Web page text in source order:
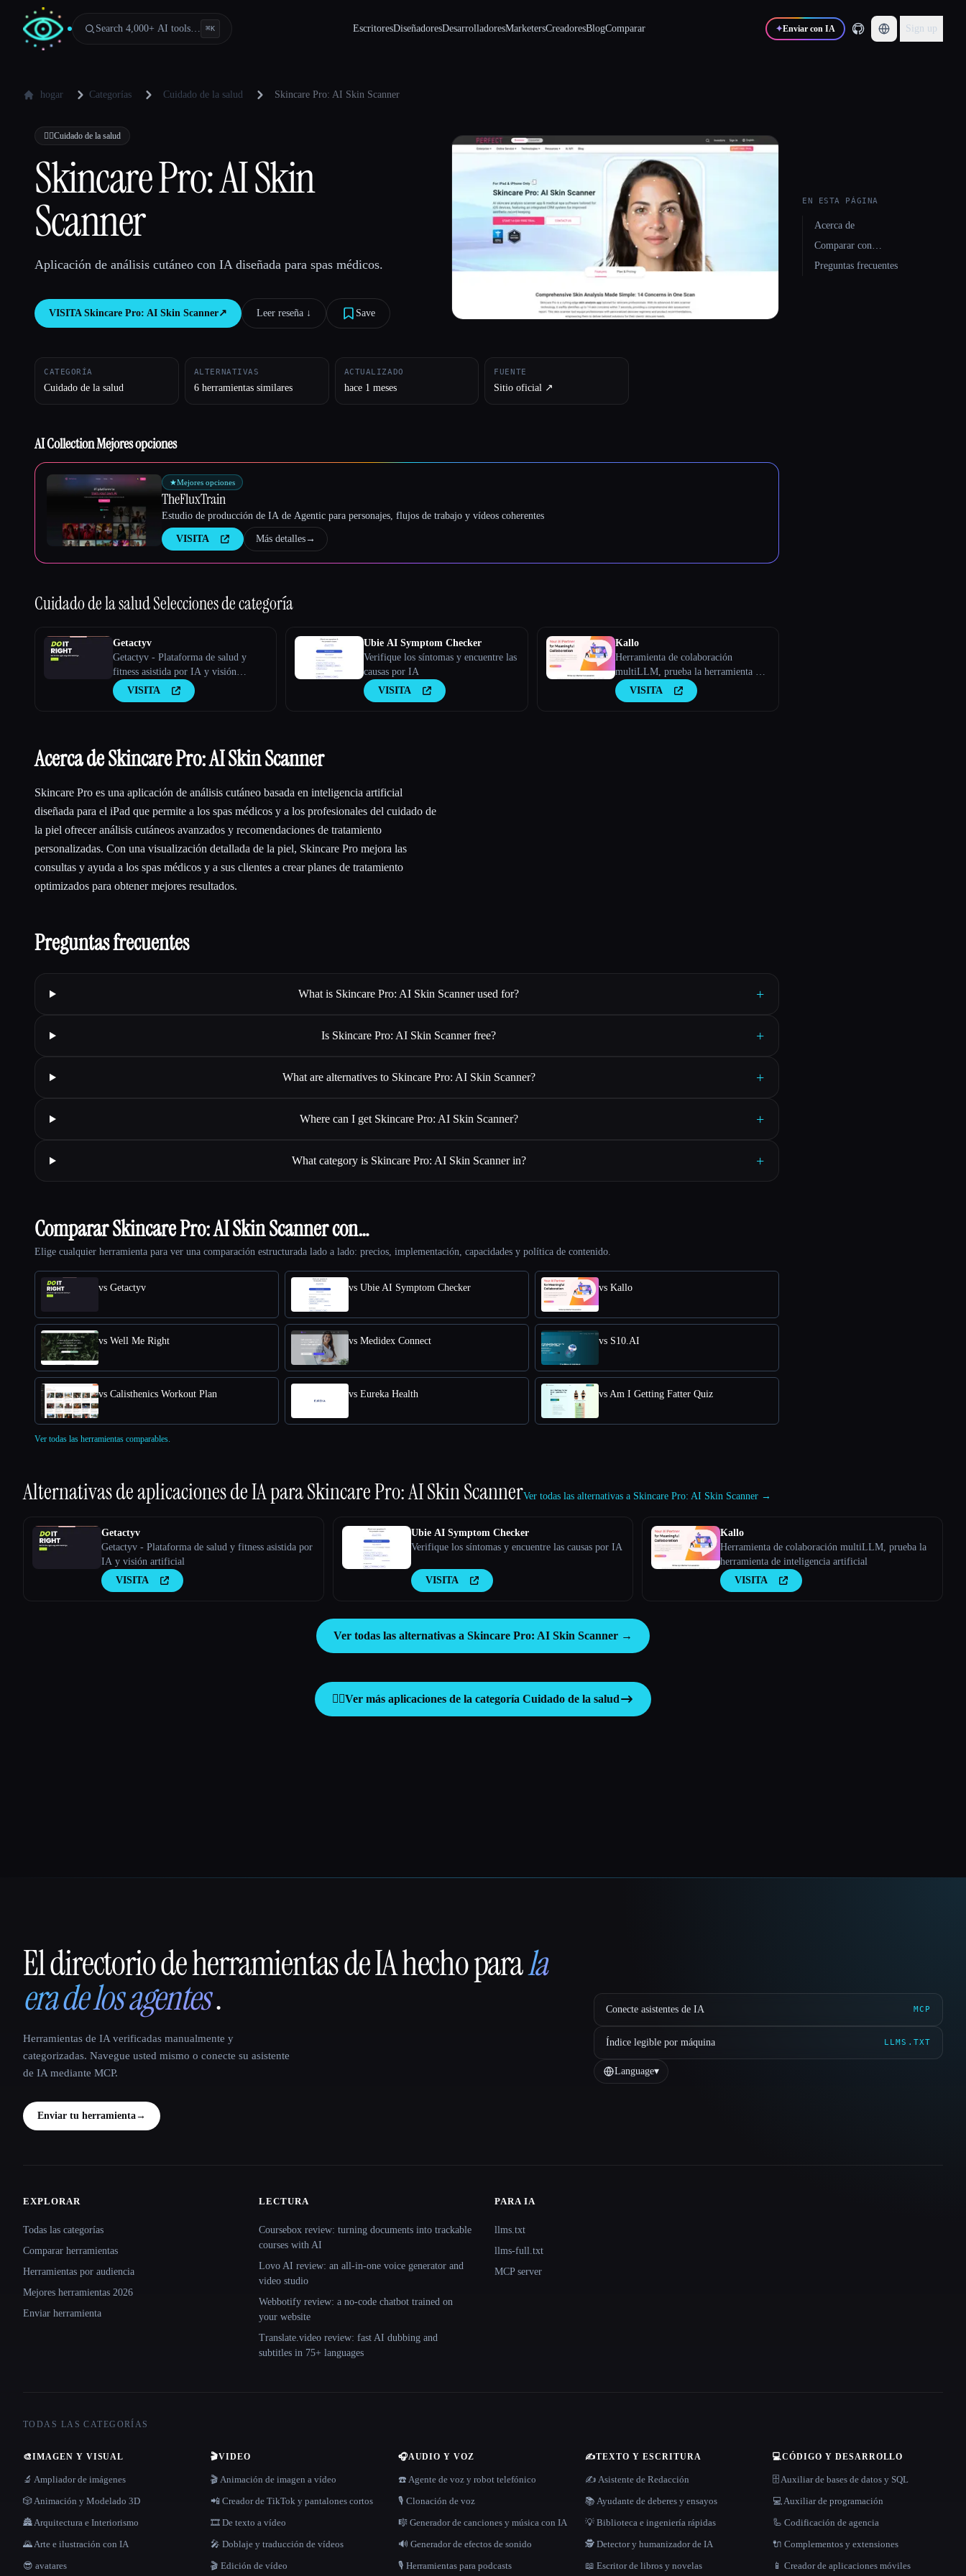
Search 4,000+ AI tools… ⌘K EscritoresDiseñadoresDesarrolladoresMarketersCreadoresBlogComparar ✦Enviar con IA Sign up
hogar Categorías Cuidado de la salud Skincare Pro: AI Skin Scanner
👩‍⚕️Cuidado de la salud
Skincare Pro: AI Skin
Scanner
Aplicación de análisis cutáneo con IA diseñada para spas médicos.
VISITA Skincare Pro: AI Skin Scanner↗︎ Leer reseña ↓︎ Save
CATEGORÍA
Cuidado de la salud
ALTERNATIVAS
6 herramientas similares
ACTUALIZADO
hace 1 meses
FUENTE
Sitio oficial ↗︎
AI Collection Mejores opciones
★Mejores opciones
TheFluxTrain
Estudio de producción de IA de Agentic para personajes, flujos de trabajo y vídeos coherentes
VISITA Más detalles→
Cuidado de la saludSelecciones de categoría
Getactyv
Getactyv - Plataforma de salud y
fitness asistida por IA y visión
artificial
VISITA
Ubie AI Symptom Checker
Verifique los síntomas y encuentre las
causas por IA
VISITA
Kallo
Herramienta de colaboración
multiLLM, prueba la herramienta de
inteligencia artificial
VISITA
Acerca de Skincare Pro: AI Skin Scanner
Skincare Pro es una aplicación de análisis cutáneo basada en inteligencia artificial
diseñada para el iPad que permite a los spas médicos y a los profesionales del cuidado de
la piel ofrecer análisis cutáneos avanzados y recomendaciones de tratamiento
personalizadas. Con una visualización detallada de la piel, Skincare Pro mejora las
consultas y ayuda a los spas médicos y a sus clientes a crear planes de tratamiento
optimizados para obtener mejores resultados.
Preguntas frecuentes
What is Skincare Pro: AI Skin Scanner used for? +
Is Skincare Pro: AI Skin Scanner free? +
What are alternatives to Skincare Pro: AI Skin Scanner? +
Where can I get Skincare Pro: AI Skin Scanner? +
What category is Skincare Pro: AI Skin Scanner in? +
Comparar Skincare Pro: AI Skin Scanner con…
Elige cualquier herramienta para ver una comparación estructurada lado a lado: precios, implementación, capacidades y política de contenido.
vs Getactyv vs Ubie AI Symptom Checker vs Kallo
vs Well Me Right vs Medidex Connect vs S10.AI
vs Calisthenics Workout Plan vs Eureka Health vs Am I Getting Fatter Quiz
Ver todas las herramientas comparables.
EN ESTA PÁGINA
Acerca de
Comparar con…
Preguntas frecuentes
Alternativas de aplicaciones de IA paraSkincare Pro: AI Skin ScannerVer todas las alternativas a Skincare Pro: AI Skin Scanner →
Getactyv
Getactyv - Plataforma de salud y fitness asistida por
IA y visión artificial
VISITA
Ubie AI Symptom Checker
Verifique los síntomas y encuentre las causas por IA
VISITA
Kallo
Herramienta de colaboración multiLLM, prueba la
herramienta de inteligencia artificial
VISITA
Ver todas las alternativas a Skincare Pro: AI Skin Scanner →
👩‍⚕️Ver más aplicaciones de la categoría Cuidado de la salud
That AI Collection
El directorio de herramientas de IA hecho parala
era de los agentes.
Herramientas de IA verificadas manualmente y
categorizadas. Navegue usted mismo o conecte su asistente
de IA mediante MCP.
Enviar tu herramienta→
Conecte asistentes de IA MCP
Índice legible por máquina LLMS.TXT
Language▾
Site navigation
EXPLORAR
Todas las categorías
Comparar herramientas
Herramientas por audiencia
Mejores herramientas 2026
Enviar herramienta
LECTURA
Coursebox review: turning documents into trackable
courses with AI
Lovo AI review: an all-in-one voice generator and
video studio
Webbotify review: a no-code chatbot trained on
your website
Translate.video review: fast AI dubbing and
subtitles in 75+ languages
PARA IA
llms.txt
llms-full.txt
MCP server
TODAS LAS CATEGORÍAS
🎨IMAGEN Y VISUAL
🔬 Ampliador de imágenes
🎲 Animación y Modelado 3D
🏯 Arquitectura e Interiorismo
🌄 Arte e ilustración con IA
😎 avatares
🎬VIDEO
🎬 Animación de imagen a vídeo
📲 Creador de TikTok y pantalones cortos
🎞️ De texto a vídeo
🎤 Doblaje y traducción de vídeos
🎬 Edición de vídeo
🎧AUDIO Y VOZ
☎️ Agente de voz y robot telefónico
🎙️ Clonación de voz
🎼 Generador de canciones y música con IA
🔊 Generador de efectos de sonido
🎙️ Herramientas para podcasts
✍️TEXTO Y ESCRITURA
✍️ Asistente de Redacción
📚 Ayudante de deberes y ensayos
💡 Biblioteca e ingeniería rápidas
🕵️ Detector y humanizador de IA
📖 Escritor de libros y novelas
💻CÓDIGO Y DESARROLLO
🗄️ Auxiliar de bases de datos y SQL
💻 Auxiliar de programación
🦾 Codificación de agencia
🔌 Complementos y extensiones
📱 Creador de aplicaciones móviles